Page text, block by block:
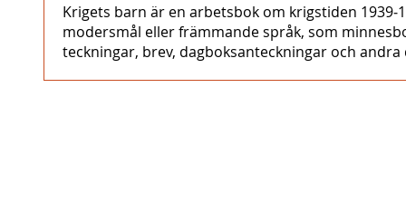
the
images
gallery
Krigets barn är en arbetsbok om krigstiden
modersmål eller främmande språk, som
teckningar, brev, dagboksanteckningar och